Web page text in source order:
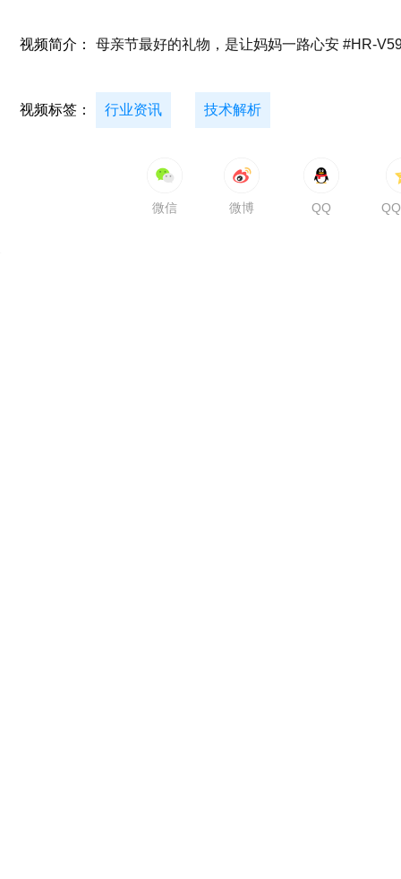
视频简介： 母亲节最好的礼物，是让妈妈一路心安 #HR-
视频标签： 行业资讯 技术解析
微信 微博 QQ